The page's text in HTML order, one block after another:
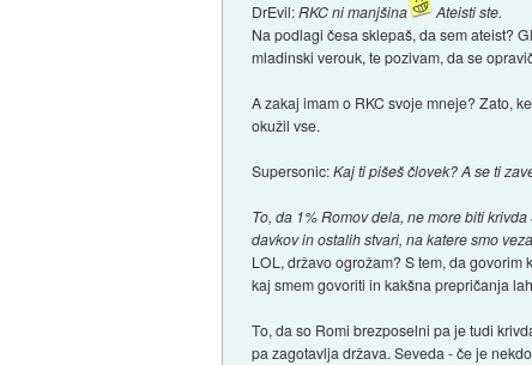
DrEvil:RKC ni manjšina
Ateisti ste.
Na podlagi česa sklepaš, da sem ateist?
mladinski verouk, te pozivam, da se
A zakaj imam o RKC svoje mneje? Zato,
okužil vse.
Supersonic:Kaj ti pišeš človek? A se ti
To, da 1% Romov dela, ne more biti
davkov in ostalih stvari, na katere smo
LOL, državo ogrožam? S tem, da
kaj smem govoriti in kakšna prepričanja
To, da so Romi brezposelni pa je tudi
pa zagotavlja država. Seveda - če je